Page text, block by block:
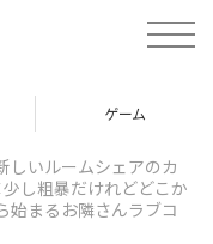
t
o
v
i
g
グルメ
しいルームシェアのカ
し粗暴だけれどどこか
始まるお隣さんラブコ